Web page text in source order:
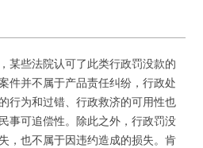
某些法院认可了此类行政罚没款的
件并不属于产品责任纠纷，行政处
行为和过错、行政救济的可用性也
事可追偿性。除此之外，行政罚没
，也不属于因违约造成的损失。肯